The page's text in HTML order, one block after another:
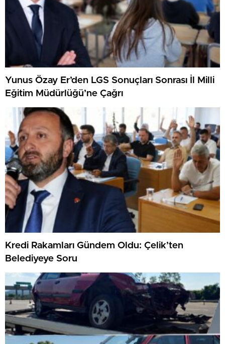
Yunus Özay Er’den LGS Sonuçları Sonrası İl Milli
Eğitim Müdürlüğü’ne Çağrı
Kredi Rakamları Gündem Oldu: Çelik’ten
Belediyeye Soru